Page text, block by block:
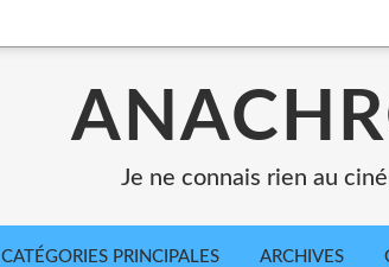
Je ne connais rien au
CATÉGORIES PRINCIPALES ARCHIVES